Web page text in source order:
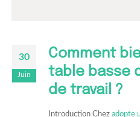
30
Juin
Comment
table basse
de travail ?
Introduction Chez adopte